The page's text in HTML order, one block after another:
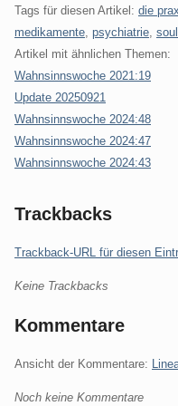
Tags für diesen Artikel: die
medikamente psychiatrie
Artikel mit ähnlichen Themen:
Wahnsinnswoche 2021:19
Update 20250921
Wahnsinnswoche 2024:48
Wahnsinnswoche 2024:47
Wahnsinnswoche 2024:43
Trackbacks
Trackback-URL für diesen
Keine Trackbacks
Kommentare
Ansicht der Kommentare:
Noch keine Kommentare